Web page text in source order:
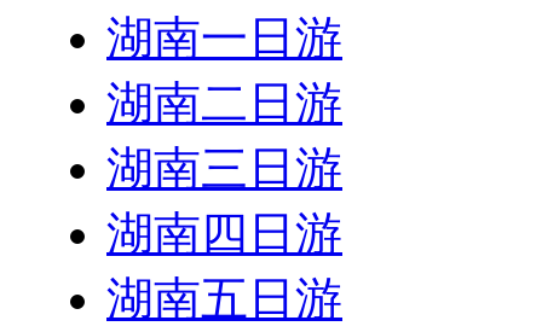
湖南一日游
湖南二日游
湖南三日游
湖南四日游
湖南五日游